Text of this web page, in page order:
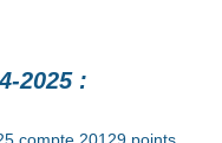
2025 :